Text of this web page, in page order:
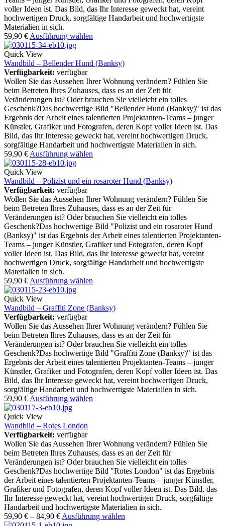
voller Ideen ist. Das Bild, das Ihr Interesse geweckt hat, vereint
hochwertigen Druck, sorgfältige Handarbeit und hochwertigste
Materialien in sich.
59,90 € Ausführung wählen
Quick View
Wandbild – Bellender Hund (Banksy)
Verfügbarkeit: verfügbar
Wollen Sie das Aussehen Ihrer Wohnung verändern? Fühlen Sie
beim Betreten Ihres Zuhauses, dass es an der Zeit für
Veränderungen ist? Oder brauchen Sie vielleicht ein tolles
Geschenk?Das hochwertige Bild "Bellender Hund (Banksy)" ist das
Ergebnis der Arbeit eines talentierten Projektanten-Teams – junger
Künstler, Grafiker und Fotografen, deren Kopf voller Ideen ist. Das
Bild, das Ihr Interesse geweckt hat, vereint hochwertigen Druck,
sorgfältige Handarbeit und hochwertigste Materialien in sich.
59,90 € Ausführung wählen
Quick View
Wandbild – Polizist und ein rosaroter Hund (Banksy)
Verfügbarkeit: verfügbar
Wollen Sie das Aussehen Ihrer Wohnung verändern? Fühlen Sie
beim Betreten Ihres Zuhauses, dass es an der Zeit für
Veränderungen ist? Oder brauchen Sie vielleicht ein tolles
Geschenk?Das hochwertige Bild "Polizist und ein rosaroter Hund
(Banksy)" ist das Ergebnis der Arbeit eines talentierten Projektanten-
Teams – junger Künstler, Grafiker und Fotografen, deren Kopf
voller Ideen ist. Das Bild, das Ihr Interesse geweckt hat, vereint
hochwertigen Druck, sorgfältige Handarbeit und hochwertigste
Materialien in sich.
59,90 € Ausführung wählen
Quick View
Wandbild – Graffiti Zone (Banksy)
Verfügbarkeit: verfügbar
Wollen Sie das Aussehen Ihrer Wohnung verändern? Fühlen Sie
beim Betreten Ihres Zuhauses, dass es an der Zeit für
Veränderungen ist? Oder brauchen Sie vielleicht ein tolles
Geschenk?Das hochwertige Bild "Graffiti Zone (Banksy)" ist das
Ergebnis der Arbeit eines talentierten Projektanten-Teams – junger
Künstler, Grafiker und Fotografen, deren Kopf voller Ideen ist. Das
Bild, das Ihr Interesse geweckt hat, vereint hochwertigen Druck,
sorgfältige Handarbeit und hochwertigste Materialien in sich.
59,90 € Ausführung wählen
Quick View
Wandbild – Rotes London
Verfügbarkeit: verfügbar
Wollen Sie das Aussehen Ihrer Wohnung verändern? Fühlen Sie
beim Betreten Ihres Zuhauses, dass es an der Zeit für
Veränderungen ist? Oder brauchen Sie vielleicht ein tolles
Geschenk?Das hochwertige Bild "Rotes London" ist das Ergebnis
der Arbeit eines talentierten Projektanten-Teams – junger Künstler,
Grafiker und Fotografen, deren Kopf voller Ideen ist. Das Bild, das
Ihr Interesse geweckt hat, vereint hochwertigen Druck, sorgfältige
Handarbeit und hochwertigste Materialien in sich.
59,90 € – 84,90 € Ausführung wählen